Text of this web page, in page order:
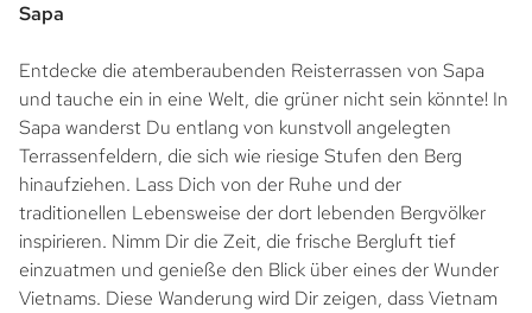
Sapa
Entdecke die atemberaubenden Reisterrassen von Sapa
und tauche ein in eine Welt, die grüner nicht sein könnte! In
Sapa wanderst Du entlang von kunstvoll angelegten
Terrassenfeldern, die sich wie riesige Stufen den Berg
hinaufziehen. Lass Dich von der Ruhe und der
traditionellen Lebensweise der dort lebenden Bergvölker
inspirieren. Nimm Dir die Zeit, die frische Bergluft tief
einzuatmen und genieße den Blick über eines der Wunder
Vietnams. Diese Wanderung wird Dir zeigen, dass Vietnam